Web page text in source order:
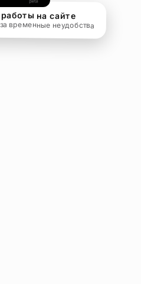
на сайте
временные неудобства